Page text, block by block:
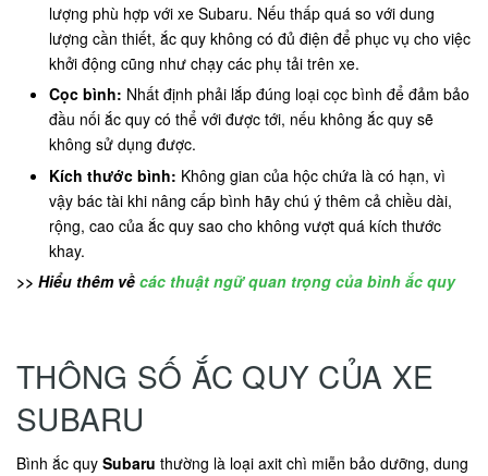
lượng phù hợp với xe Subaru. Nếu thấp quá so với dung
lượng cần thiết, ắc quy không có đủ điện để phục vụ cho việc
khởi động cũng như chạy các phụ tải trên xe.
Cọc bình: Nhất định phải lắp đúng loại cọc bình để đảm bảo
đầu nối ắc quy có thể với được tới, nếu không ắc quy sẽ
không sử dụng được.
Kích thước bình: Không gian của hộc chứa là có hạn, vì
vậy bác tài khi nâng cấp bình hãy chú ý thêm cả chiều dài,
rộng, cao của ắc quy sao cho không vượt quá kích thước
khay.
>> Hiểu thêm về các thuật ngữ quan trọng của bình ắc quy
THÔNG SỐ ẮC QUY CỦA XE
SUBARU
Bình ắc quy Subaru thường là loại axit chì miễn bảo dưỡng, dung